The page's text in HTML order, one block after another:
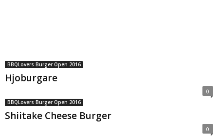
BBQLovers Burger Open 2016
Hjoburgare
0
BBQLovers Burger Open 2016
Shiitake Cheese Burger
0